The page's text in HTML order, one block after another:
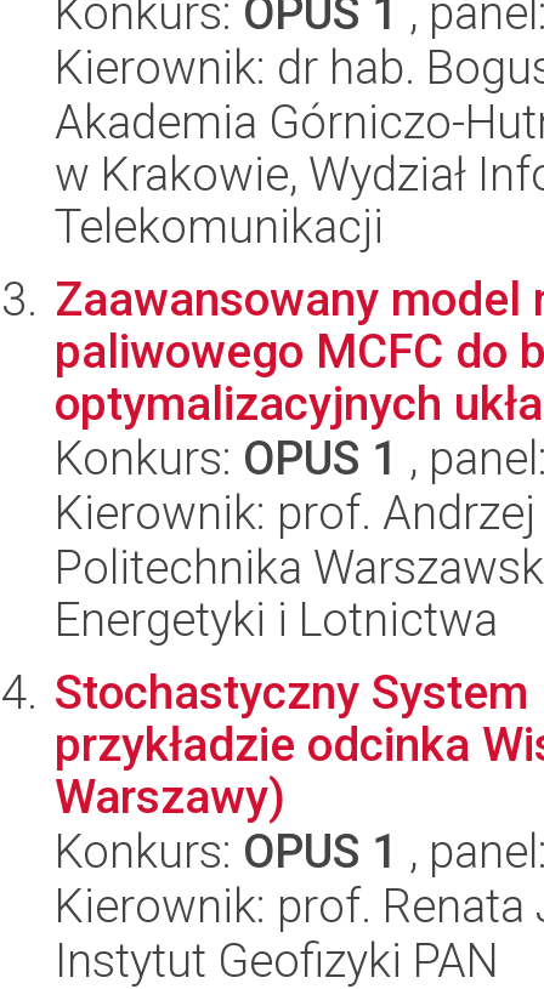
Konkurs: OPUS 1 ,
Kierownik: dr hab.
Akademia Górniczo-
w Krakowie, Wydział
Telekomunikacji
Zaawansowany
paliwowego MCFC do
optymalizacyjnych
Konkurs: OPUS 1 ,
Kierownik: prof.
Politechnika
Energetyki i Lotnictwa
Stochastyczny
przykładzie odcinka
Warszawy)
Konkurs: OPUS 1 ,
Kierownik: prof.
Instytut Geofizyki PAN